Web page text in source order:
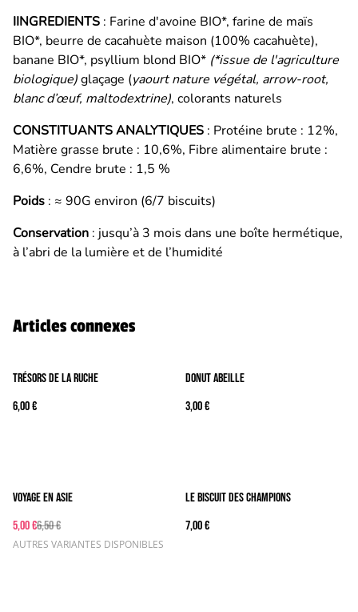
IINGREDIENTS : Farine d'avoine BIO*, farine de maïs
BIO*, beurre de cacahuète maison (100% cacahuète),
banane BIO*, psyllium blond BIO* (*issue de l'agriculture
biologique)glaçage (yaourt nature végétal, arrow-root,
blanc d’œuf, maltodextrine), colorants naturels
CONSTITUANTS ANALYTIQUES : Protéine brute : 12%,
Matière grasse brute : 10,6%, Fibre alimentaire brute :
6,6%, Cendre brute : 1,5 %
Poids : ≈ 90G environ (6/7 biscuits)
Conservation : jusqu’à 3 mois dans une boîte hermétique,
à l’abri de la lumière et de l’humidité
Articles connexes
Trésors de la ruche
6,00 €
Donut Abeille
3,00 €
%
Voyage en Asie
5,00 €6,50 €
AUTRES VARIANTES DISPONIBLES
Le Biscuit des Champions
7,00 €